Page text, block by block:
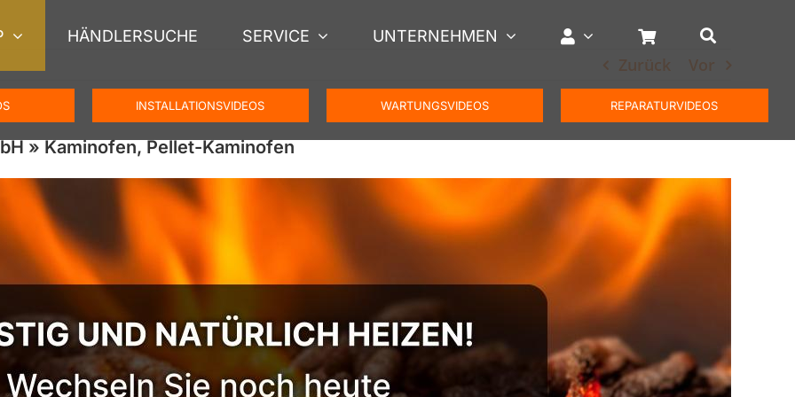
HÄNDLERSUCHE SERVICE UNTERNEHMEN
INSTALLATIONSVIDEOS WARTUNGSVIDEOS REPARATURVIDEOS
Zurück Vor
» Kaminofen, Pellet-Kaminofen